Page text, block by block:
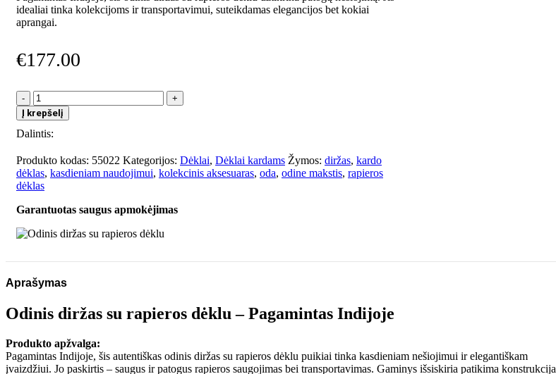
idealiai tinka kolekcijoms ir transportavimui, suteikdamas elegancijos bet kokiai
aprangai.
€177.00
produkto
kiekis:
Odinis
diržas
rapieros
dėklu
Į krepšelį
Dalintis:
Produkto kodas: 55022 Kategorijos: Dėklai, Dėklai kardams Žymos: diržas, kardo
dėklas, kasdieniam naudojimui, kolekcinis aksesuaras, oda, odine makstis, rapieros
dėklas
Garantuotas saugus apmokėjimas
Aprašymas
Odinis diržas su rapieros dėklu – Pagamintas Indijoje
Produkto apžvalga:
Pagamintas Indijoje, šis autentiškas odinis diržas su rapieros dėklu puikiai tinka kasdieniam nešiojimui ir elegantiškam
įvaizdžiui. Jo paskirtis – saugus ir patogus rapieros saugojimas bei transportavimas. Gaminys išsiskiria patikima konstrukcija